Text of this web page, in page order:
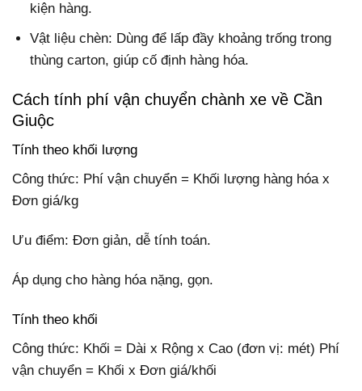
kiện hàng.
Vật liệu chèn: Dùng để lấp đầy khoảng trống trong
thùng carton, giúp cố định hàng hóa.
Cách tính phí vận chuyển chành xe về Cần
Giuộc
Tính theo khối lượng
Công thức: Phí vận chuyển = Khối lượng hàng hóa x
Đơn giá/kg
Ưu điểm: Đơn giản, dễ tính toán.
Áp dụng cho hàng hóa nặng, gọn.
Tính theo khối
Công thức: Khối = Dài x Rộng x Cao (đơn vị: mét) Phí
vận chuyển = Khối x Đơn giá/khối